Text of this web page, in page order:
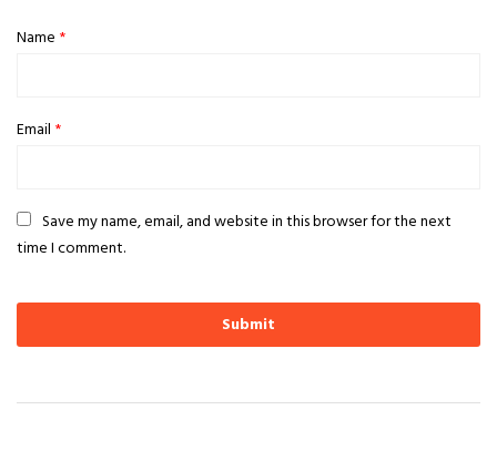
Name *
Email *
Save my name, email, and website in this browser for the next
time I comment.